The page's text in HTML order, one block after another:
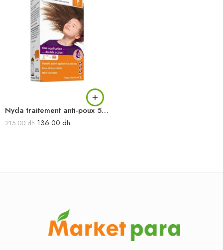
Nyda traitement anti-poux 50 ml
215.00dh 136.00 dh